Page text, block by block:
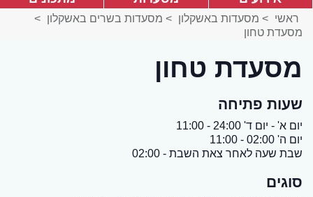
ראשי > מסעדות באשקלון > מסעדות בשרים באשקלון >
מסעדת טחון
מסעדת טחון
שעות פתיחה
יום א' - יום ד' 24:00 - 11:00
יום ה' 02:00 - 11:00
שבת שעה לאחר צאת השבת - 02:00
סוגים